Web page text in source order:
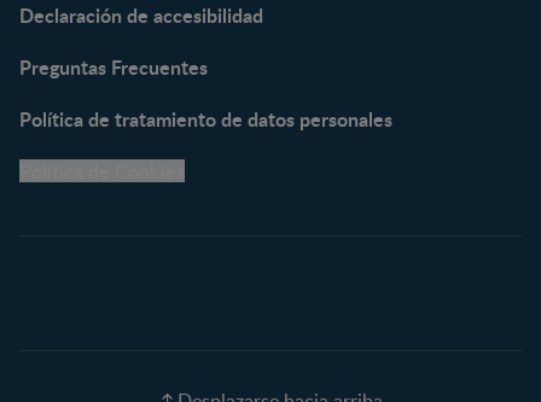
NESCARE®
Herramientas
Declaración de accesibilidad
Preguntas Frecuentes
Política de tratamiento de datos personales